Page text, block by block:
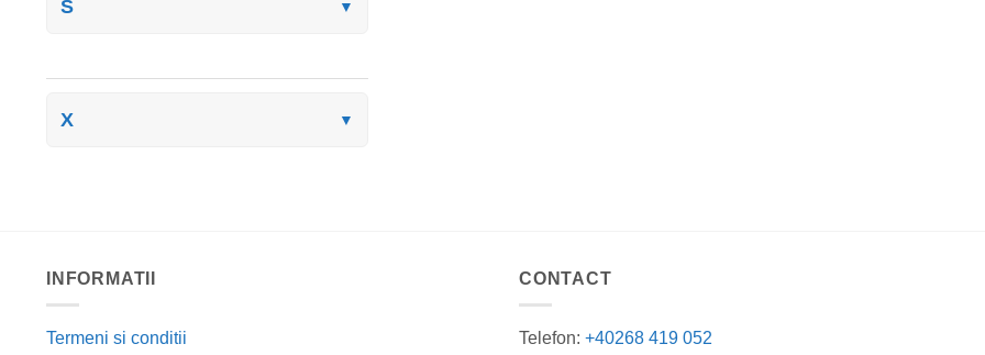
S ▼
X ▼
INFORMATII
Termeni si conditii
CONTACT
Telefon: +40268 419 052